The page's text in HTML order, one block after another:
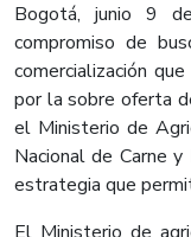
Bogotá, junio 9
compromiso de
comercialización
por la sobre oferta
el Ministerio de
Nacional de Carne
estrategia que